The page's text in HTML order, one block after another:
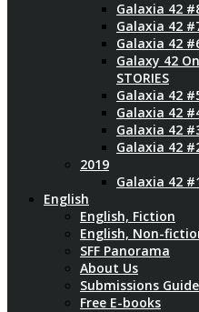
Galaxia 42
Galaxia 42
Galaxia 42
Galaxy 42
STORIES
Galaxia 42
Galaxia 42
Galaxia 42
Galaxia 42
2019
Galaxia 42
English
English, Fiction
English, Non-
SFF Panorama
About Us
Submissions
Free E-books